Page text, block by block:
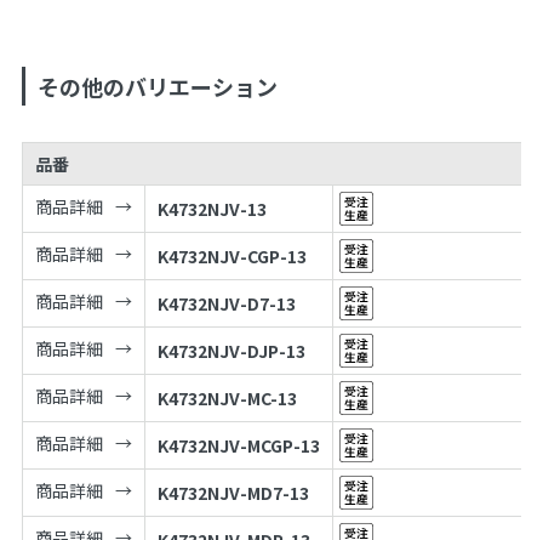
その他のバリエーション
品番
商品詳細
K4732NJV-13
商品詳細
K4732NJV-CGP-13
商品詳細
K4732NJV-D7-13
商品詳細
K4732NJV-DJP-13
商品詳細
K4732NJV-MC-13
商品詳細
K4732NJV-MCGP-13
商品詳細
K4732NJV-MD7-13